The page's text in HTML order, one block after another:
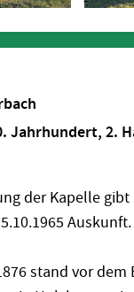
Jahrhundert, 2.
der Kapelle
stand vor dem